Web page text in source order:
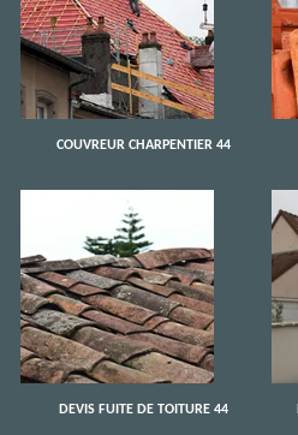
COUVREUR CHARPENTIER 44
DEVIS FUITE DE TOITURE 44